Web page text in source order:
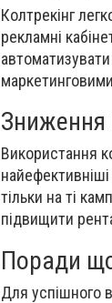
Колтрекінг
рекламні
Зниження
Використання
тільки на ті
підвищити
Поради
Для успішного